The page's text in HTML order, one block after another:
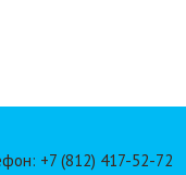
+7 (812) 417-52-72